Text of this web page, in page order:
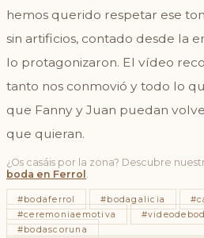
hemos querido respetar ese
sin artificios, contado desde la
lo protagonizaron. El vídeo
tanto nos conmovió y todo lo
que Fanny y Juan puedan
que quieran.
¿Os casáis por la zona? Descubre
boda en Ferrol
#bodaferrol #bodagalicia
#ceremoniaemotiva
#bodascoruna